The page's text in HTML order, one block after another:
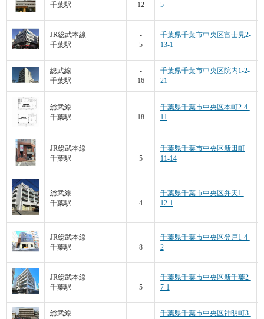
千葉駅
12
5
JR総武本線
千葉駅
-
5
千葉県千葉市中央区富士見2-
13-1
総武線
千葉駅
-
16
千葉県千葉市中央区院内1-2-
21
総武線
千葉駅
-
18
千葉県千葉市中央区本町2-4-
11
JR総武本線
千葉駅
-
5
千葉県千葉市中央区新田町
11-14
総武線
千葉駅
-
4
千葉県千葉市中央区弁天1-
12-1
JR総武本線
千葉駅
-
8
千葉県千葉市中央区登戸1-4-
2
JR総武本線
千葉駅
-
5
千葉県千葉市中央区新千葉2-
7-1
総武線
-
千葉県千葉市中央区神明町3-